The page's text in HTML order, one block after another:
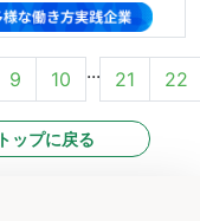
9 10 ... 21 22
トップに戻る